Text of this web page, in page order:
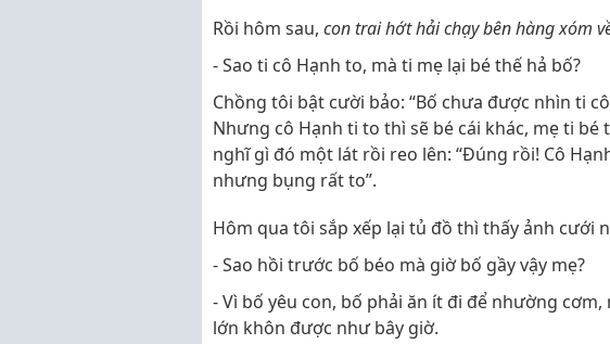
Rồi hôm sau, con trai hớt hải chạy bên hàng xóm
- Sao ti cô Hạnh to, mà ti mẹ lại bé thế hả bố?
Chồng tôi bật cười bảo: “Bố chưa được nhìn ti
Nhưng cô Hạnh ti to thì sẽ bé cái khác, mẹ ti bé
nghĩ gì đó một lát rồi reo lên: “Đúng rồi! Cô
nhưng bụng rất to”.
Hôm qua tôi sắp xếp lại tủ đồ thì thấy ảnh cưới
- Sao hồi trước bố béo mà giờ bố gầy vậy mẹ?
- Vì bố yêu con, bố phải ăn ít đi để nhường
lớn khôn được như bây giờ.